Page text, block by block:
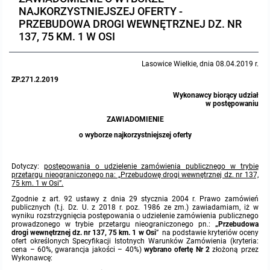
Protokoły z posiedzeń sesji 2023
Protokoły z posiedzeń sesji 2021
Protokoły z posiedzeń sesji 2019
Protokoły z posiedzeń sesji 2018
Protokoły z posiedzeń sesji 2017
Protokoły z posiedzeń sesji 2017
Protokoły z posiedzeń sesji 2016
Wspólne posiedzenia Komisji Rady Gminy Lasowice Wielkie
Uchwały Rady Gminy 2009-2014
Informacje o finansach publicznych
Strategia rozwoju
Gospodarka przestrzenna
Kogo dotyczy BIP?
Podstawy prawne
MENU PRZEDMIOTOWE
Instytucje Gminne
JEDNOSTKI ORGANIZACYJNE
Zespół Szkolno-Przedszkolny w Chocianowicach
Zespół Szkolno-Przedszkolny w Lasowicach Wielkich
Biblioteka Publiczna
Zarządzenia Wójta
Zarządzenia Wójta 2018-2023
Zarządzenia Wójta Gminy w 2010 roku
Zarządzenia Wójta Gminy w 2011 r.
Zarządzenia Wójta do 2007
Zarządzenia w 2008 roku
Formularze na podatki lokalne obowiązujące od 1 lipca 2019 r.
Umorzenia
Podatki i opłaty lokalne
Preferencyjny zakup węgla
Oświadczenia majątkowe radnych i pracowników
Obwieszczenia i ogłoszenia
Informacje publiczne archiwalne
Informacje o środowisku
Praca w Urzędzie
Ogłoszenia o naborze
Ochrona Środowiska
NAJKORZYSTNIEJSZEJ OFERTY -
PRZEBUDOWA DROGI WEWNĘTRZNEJ DZ. NR
137, 75 KM. 1 W OSI
Lasowice Wielkie, dnia 08.04.2019 r.
ZP.271.2.2019
Wykonawcy biorący udział
w postępowaniu
ZAWIADOMIENIE
o wyborze najkorzystniejszej oferty
Dotyczy:postępowania o udzielenie zamówienia publicznego w trybie
przetargu nieograniczonego na: „Przebudowę drogi wewnętrznej dz. nr 137,
75 km. 1 w Osi”.
Zgodnie z art. 92 ustawy z dnia 29 stycznia 2004 r. Prawo zamówień
publicznych (t.j. Dz. U. z 2018 r. poz. 1986 ze zm.) zawiadamiam, iż w
wyniku rozstrzygnięcia postępowania o udzielenie zamówienia publicznego
prowadzonego w trybie przetargu nieograniczonego pn.: „Przebudowa
drogi wewnętrznej dz. nr 137, 75 km. 1 w Osi” na podstawie kryteriów oceny
ofert określonych Specyfikacji Istotnych Warunków Zamówienia (kryteria:
cena – 60%, gwarancja jakości – 40%) wybrano ofertę Nr 2złożoną przez
Wykonawcę: